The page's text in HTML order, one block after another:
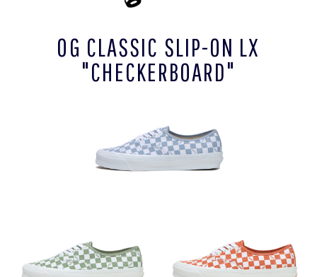
OG CLASSIC SLIP-ON LX
"CHECKERBOARD"